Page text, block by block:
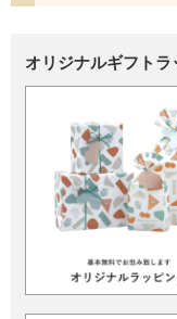
オリジナルギフトラ